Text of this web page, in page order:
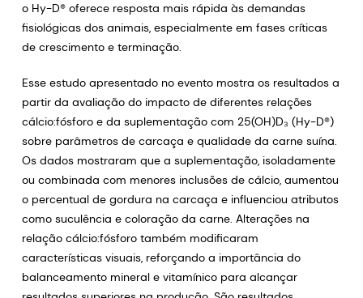
o Hy-D® oferece resposta mais rápida às demandas
fisiológicas dos animais, especialmente em fases críticas
de crescimento e terminação.
Esse estudo apresentado no evento mostra os resultados a
partir da avaliação do impacto de diferentes relações
cálcio:fósforo e da suplementação com 25(OH)D₃ (Hy-D®)
sobre parâmetros de carcaça e qualidade da carne suína.
Os dados mostraram que a suplementação, isoladamente
ou combinada com menores inclusões de cálcio, aumentou
o percentual de gordura na carcaça e influenciou atributos
como suculência e coloração da carne. Alterações na
relação cálcio:fósforo também modificaram
características visuais, reforçando a importância do
balanceamento mineral e vitamínico para alcançar